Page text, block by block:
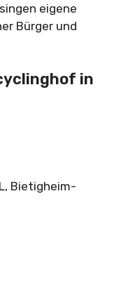
eigene
Bürger und
in
Bietigheim-